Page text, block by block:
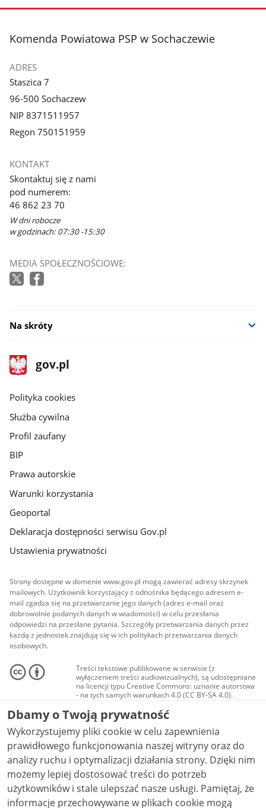
stopka
Komenda Powiatowa PSP w Sochaczewie
ADRES
Staszica 7
96-500 Sochaczew
NIP 8371511957
Regon 750151959
KONTAKT
Skontaktuj się z nami
pod numerem:
46 862 23 70
W dni robocze
w godzinach: 07:30 -15:30
MEDIA SPOŁECZNOŚCIOWE:
Na skróty
stopka
gov.pl
Strona
gov.pl
gov.pl
Polityka cookies
Służba cywilna
Profil zaufany
BIP
Prawa autorskie
Warunki korzystania
Geoportal
Deklaracja dostępności serwisu Gov.pl
Ustawienia prywatności
Strony dostępne w domenie www.gov.pl mogą zawierać adresy skrzynek
mailowych. Użytkownik korzystający z odnośnika będącego adresem e-
mail zgadza się na przetwarzanie jego danych (adres e-mail oraz
dobrowolnie podanych danych w wiadomości) w celu przesłania
odpowiedzi na przesłane pytania. Szczegóły przetwarzania danych przez
każdą z jednostek znajdują się w ich politykach przetwarzania danych
osobowych.
Treści tekstowe publikowane w serwisie (z
wyłączeniem treści audiowizualnych), są udostępniane
na licencji typu Creative Commons: uznanie autorstwa
- na tych samych warunkach 4.0 (CC BY-SA 4.0).
Materiały audiowizualne, w tym zdjęcia, materiały
audio i wideo, są udostępniane na licencji typu
Creative Commons: uznanie autorstwa użycie
niekomercyjne - bez utworów zależnych 4.0 (CC BY-
NC-ND 4.0), o ile nie jest to stwierdzone inaczej.
Dbamy o Twoją prywatność
Wykorzystujemy pliki cookie w celu zapewnienia
prawidłowego funkcjonowania naszej witryny oraz do
analizy ruchu i optymalizacji działania strony. Dzięki nim
możemy lepiej dostosować treści do potrzeb
użytkowników i stale ulepszać nasze usługi. Pamiętaj, że
informacje przechowywane w plikach cookie mogą